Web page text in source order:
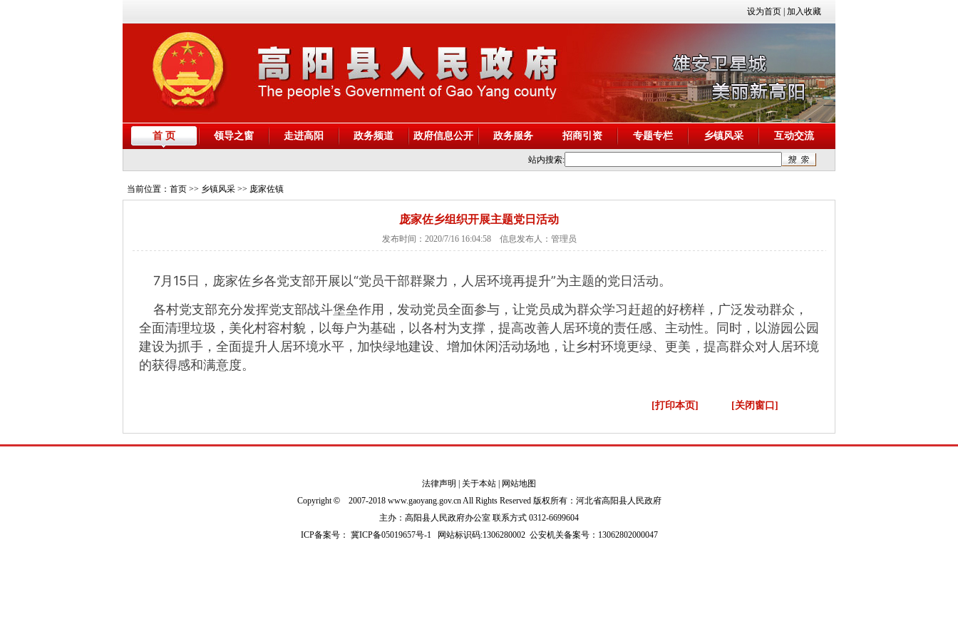
设为首页 加入收藏
首 页 领导之窗 走进高阳 政务频道 政府信息公开 政务服务 招商引资 专题专栏 乡镇风采 互动交流
站内搜索:
当前位置： 首页 >> 乡镇风采 >> 庞家佐镇
庞家佐乡组织开展主题党日活动
发布时间：2020/7/16 16:04:58 信息发布人：管理员
7月15日，庞家佐乡各党支部开展以“党员干部群聚力，人居环境再提升”为主题的党日活动。
各村党支部充分发挥党支部战斗堡垒作用，发动党员全面参与，让党员成为群众学习赶超的好榜样，广泛发动群众，
全面清理垃圾，美化村容村貌，以每户为基础，以各村为支撑，提高改善人居环境的责任感、主动性。同时，以游园公园
建设为抓手，全面提升人居环境水平，加快绿地建设、增加休闲活动场地，让乡村环境更绿、更美，提高群众对人居环境
的获得感和满意度。
[打印本页] [关闭窗口]
法律声明 关于本站
网站地图
Copyright©2007-2018 www.gaoyang.gov.cn All Rights Reserved 版权所有：河北省高阳县人民政府
主办：高阳县人民政府办公室 联系方式 0312-6699604
ICP备案号： 冀ICP备05019657号-1网站标识码:1306280002 公安机关备案号：13062802000047